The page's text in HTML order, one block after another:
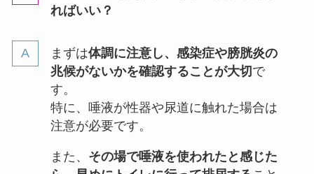
ればいい？
まずは体調に注意し、感染症や膀胱炎の
兆候がないかを確認することが大切 で
す。
特に、唾液が性器や尿道に触れた場合は
注意が必要です。
また、 その場で唾液を使われたと感じた